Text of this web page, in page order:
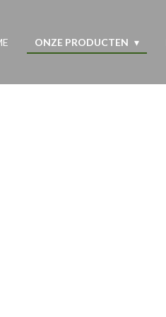
ONZE PRODUCTEN